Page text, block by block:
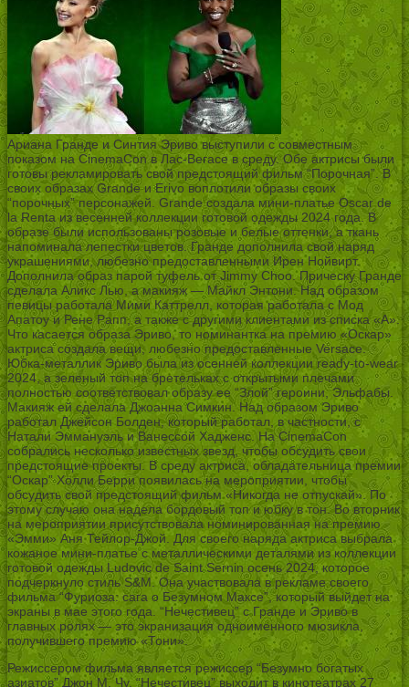
Ариана Гранде и Синтия Эриво выступили с совместным
показом на CinemaCon в Лас-Вегасе в среду. Обе актрисы были
готовы рекламировать свой предстоящий фильм “Порочная”. В
своих образах Grande и Erivo воплотили образы своих
“порочных” персонажей. Grande создала мини-платье Oscar de
la Renta из весенней коллекции готовой одежды 2024 года. В
образе были использованы розовые и белые оттенки, а ткань
напоминала лепестки цветов. Гранде дополнила свой наряд
украшениями, любезно предоставленными Ирен Нойвирт.
Дополнила образ парой туфель от Jimmy Choo. Прическу Гранде
сделала Аликс Лью, а макияж — Майкл Энтони. Над образом
певицы работала Мими Каттрелл, которая работала с Мод
Апатоу и Рене Рапп, а также с другими клиентами из списка «А».
Что касается образа Эриво, то номинантка на премию «Оскар»
актриса создала вещи, любезно предоставленные Versace.
Юбка-металлик Эриво была из осенней коллекции ready-to-wear
2024, а зеленый топ на бретельках с открытыми плечами
полностью соответствовал образу ее “Злой” героини, Эльфабы.
Макияж ей сделала Джоанна Симкин. Над образом Эриво
работал Джейсон Болден, который работал, в частности, с
Натали Эммануэль и Ванессой Хадженс. На CinemaCon
собрались несколько известных звезд, чтобы обсудить свои
предстоящие проекты. В среду актриса, обладательница премии
“Оскар” Холли Берри появилась на мероприятии, чтобы
обсудить свой предстоящий фильм «Никогда не отпускай». По
этому случаю она надела бордовый топ и юбку в тон. Во вторник
на мероприятии присутствовала номинированная на премию
«Эмми» Аня Тейлор-Джой. Для своего наряда актриса выбрала
кожаное мини-платье с металлическими деталями из коллекции
готовой одежды Ludovic de Saint Sernin осень 2024, которое
подчеркнуло стиль S&M. Она участвовала в рекламе своего
фильма “Фуриоза: сага о Безумном Максе”, который выйдет на
экраны в мае этого года. “Нечестивец” с Гранде и Эриво в
главных ролях — это экранизация одноименного мюзикла,
получившего премию «Тони».
Режиссером фильма является режиссер “Безумно богатых
азиатов” Джон М. Чу. “Нечестивец” выходит в кинотеатрах 27